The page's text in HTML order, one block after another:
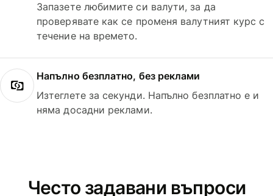
Запазете любимите си валути, за да
проверявате как се променя валутният курс с
течение на времето.
Напълно безплатно, без реклами
Изтеглете за секунди. Напълно безплатно е и
няма досадни реклами.
Често задавани въпроси